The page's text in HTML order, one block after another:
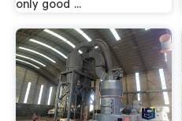
only good ...